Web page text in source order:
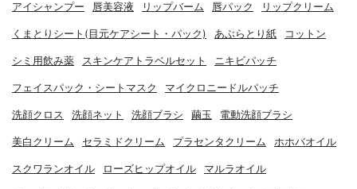
アイシャンプー 唇美容液 リップバーム 唇パック リップクリーム
くまとりシート(目元ケアシート・パック) あぶらとり紙 コットン
シミ用飲み薬 スキンケアトラベルセット ニキビパッチ
フェイスパック・シートマスク マイクロニードルパッチ
洗顔クロス 洗顔ネット 洗顔ブラシ 繭玉 電動洗顔ブラシ
美白クリーム セラミドクリーム プラセンタクリーム ホホバオイル
スクワランオイル ローズヒップオイル マルラオイル